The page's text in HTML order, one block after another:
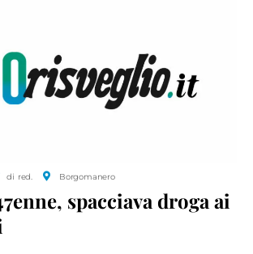
di red. Borgomanero
spacciava droga ai